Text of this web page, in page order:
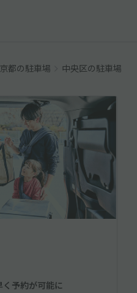
都の駐車場 中央区の駐車場
予約が可能に